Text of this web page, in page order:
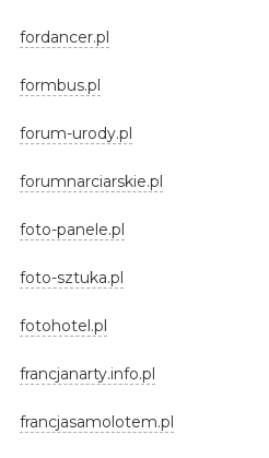
fordancer.pl
formbus.pl
forum-urody.pl
forumnarciarskie.pl
foto-panele.pl
foto-sztuka.pl
fotohotel.pl
francjanarty.info.pl
francjasamolotem.pl